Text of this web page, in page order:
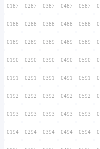
0187 0287 0387 0487 0587
0188 0288 0388 0488 0588
0189 0289 0389 0489 0589
0190 0290 0390 0490 0590
0191 0291 0391 0491 0591
0192 0292 0392 0492 0592
0193 0293 0393 0493 0593
0194 0294 0394 0494 0594